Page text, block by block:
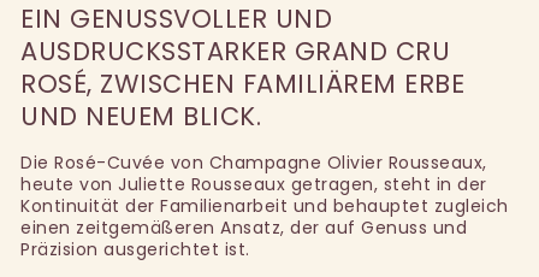
EIN GENUSSVOLLER UND
AUSDRUCKSSTARKER GRAND CRU
ROSÉ, ZWISCHEN FAMILIÄREM ERBE
UND NEUEM BLICK.
Die Rosé-Cuvée von Champagne Olivier Rousseaux,
heute von Juliette Rousseaux getragen, steht in der
Kontinuität der Familienarbeit und behauptet zugleich
einen zeitgemäßeren Ansatz, der auf Genuss und
Präzision ausgerichtet ist.